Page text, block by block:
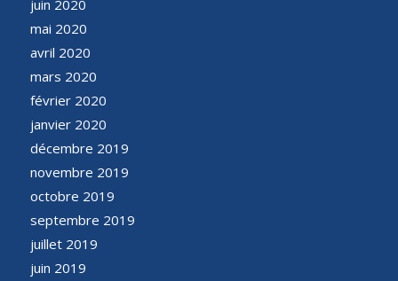
juin 2020
mai 2020
avril 2020
mars 2020
février 2020
janvier 2020
décembre 2019
novembre 2019
octobre 2019
septembre 2019
juillet 2019
juin 2019